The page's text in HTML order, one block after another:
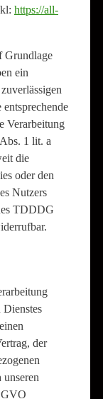
https://all-
Grundlage
ein
Verarbeitung
1 lit. a
die
oder den
Nutzers
TDDDG
der
unseren